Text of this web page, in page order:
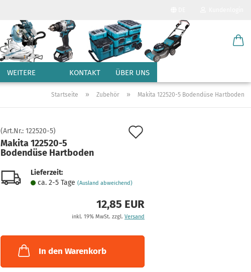
Sprache auswählen
Lieferland
Passwort
KONTAKT ÜBER UNS
WEITERE
Startseite » Zubehör » Makita 122520-5 Bodendüse Hartboden
(Art.Nr.:122520-5)
Makita 122520-5
Bodendüse Hartboden
Lieferzeit:
ca. 2-5 Tage(Ausland abweichend)
12,85 EUR
inkl. 19% MwSt. zzgl. Versand
In den Warenkorb